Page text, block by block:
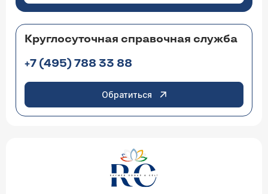
Круглосуточная справочная служба
+7 (495) 788 33 88
Обратиться